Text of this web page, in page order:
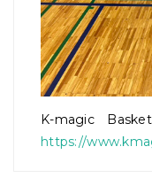
K-magic
https://